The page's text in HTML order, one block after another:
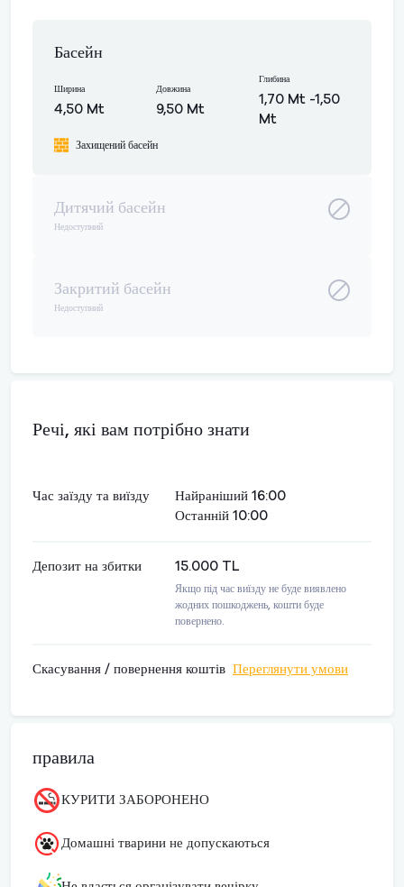
Басейн
Ширина
4,50 Mt
Довжина
9,50 Mt
Глибина
1,70 Mt -1,50
Mt
Захищений басейн
Дитячий басейн
Недоступний
Закритий басейн
Недоступний
Речі, які вам потрібно знати
Час заїзду та виїзду
Найраніший 16:00
Останній 10:00
Депозит на збитки 15.000 TL
Якщо під час виїзду не буде виявлено
жодних пошкоджень, кошти буде
повернено.
Скасування / повернення коштів Переглянути умови
правила
КУРИТИ ЗАБОРОНЕНО
Домашні тварини не допускаються